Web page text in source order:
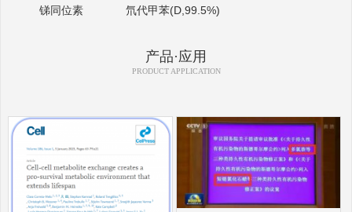
锑同位素 氘代甲苯(D,99.5%)
产品·应用
PRODUCT APPLICATION